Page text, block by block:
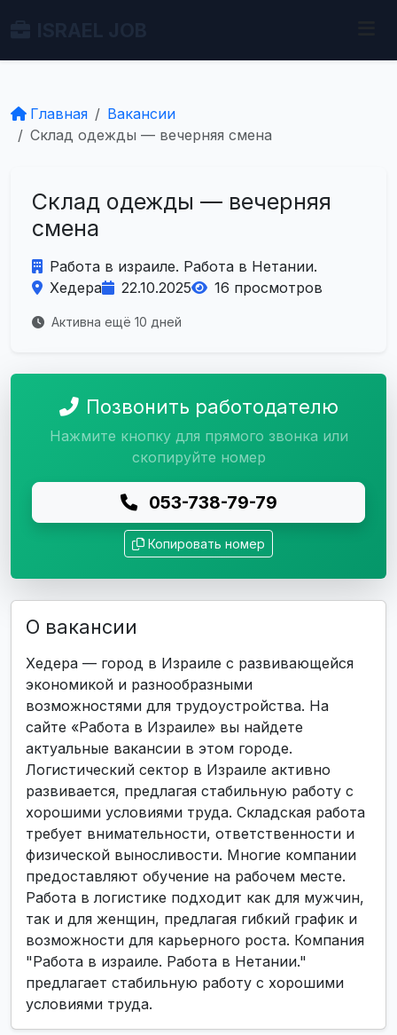
Главная
Вакансии
Склад одежды — вечерняя смена
Склад одежды — вечерняя
смена
Работа в израиле. Работа в Нетании.
Хедера
22.10.2025 16 просмотров
Активна ещё 10 дней
Позвонить работодателю
Нажмите кнопку для прямого звонка или
скопируйте номер
053-738-79-79
Копировать номер
О вакансии
Хедера — город в Израиле с развивающейся
экономикой и разнообразными
возможностями для трудоустройства. На
сайте «Работа в Израиле» вы найдете
актуальные вакансии в этом городе.
Логистический сектор в Израиле активно
развивается, предлагая стабильную работу с
хорошими условиями труда. Складская работа
требует внимательности, ответственности и
физической выносливости. Многие компании
предоставляют обучение на рабочем месте.
Работа в логистике подходит как для мужчин,
так и для женщин, предлагая гибкий график и
возможности для карьерного роста. Компания
"Работа в израиле. Работа в Нетании."
предлагает стабильную работу с хорошими
условиями труда.